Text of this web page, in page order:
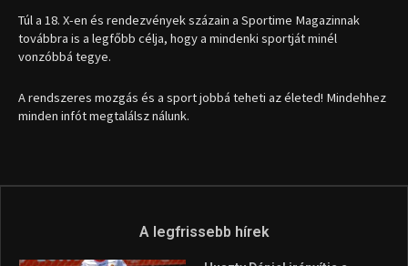
1035 Budapest, Miklós u. 7.
+36 30 471 1373